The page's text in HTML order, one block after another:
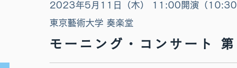
​2023年5月11日（木） 11:00開演（10:30
東京藝術大学 奏楽堂
モーニング・コンサート 第